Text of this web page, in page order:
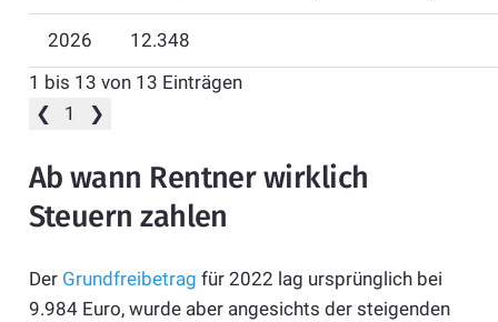
2026
12.348
1 bis 13 von 13 Einträgen
❮
1 ❯
Ab wann Rentner wirklich
Steuern zahlen
Der Grundfreibetrag für 2022 lag ursprünglich bei
9.984 Euro, wurde aber angesichts der steigenden